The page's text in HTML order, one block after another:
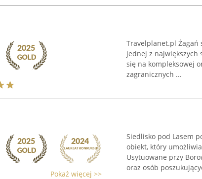
Travelplanet.pl Żagań
jednej z największych
się na kompleksowej
zagranicznych ...
Pokaż więcej >>
Siedlisko pod Lasem
obiekt, który
Usytuowane przy
oraz osób